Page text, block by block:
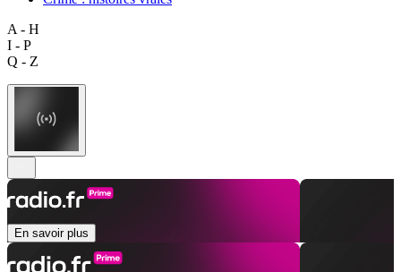
A - H
I - P
Q - Z
En savoir plus